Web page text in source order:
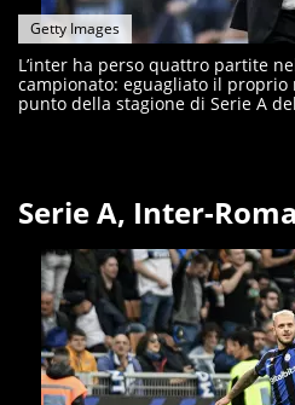
Getty Images
L’inter ha perso quattro partite
campionato: eguagliato il proprio
punto della stagione di Serie A
Serie A, Inter-